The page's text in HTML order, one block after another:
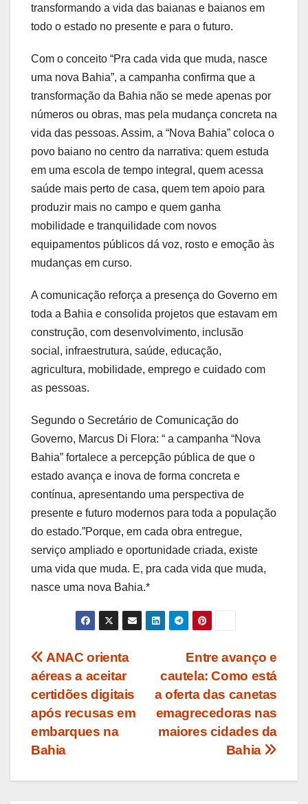
transformando a vida das baianas e baianos em
todo o estado no presente e para o futuro.
Com o conceito “Pra cada vida que muda, nasce
uma nova Bahia”, a campanha confirma que a
transformação da Bahia não se mede apenas por
números ou obras, mas pela mudança concreta na
vida das pessoas. Assim, a “Nova Bahia” coloca o
povo baiano no centro da narrativa: quem estuda
em uma escola de tempo integral, quem acessa
saúde mais perto de casa, quem tem apoio para
produzir mais no campo e quem ganha
mobilidade e tranquilidade com novos
equipamentos públicos dá voz, rosto e emoção às
mudanças em curso.
A comunicação reforça a presença do Governo em
toda a Bahia e consolida projetos que estavam em
construção, com desenvolvimento, inclusão
social, infraestrutura, saúde, educação,
agricultura, mobilidade, emprego e cuidado com
as pessoas.
Segundo o Secretário de Comunicação do
Governo, Marcus Di Flora: “ a campanha “Nova
Bahia” fortalece a percepção pública de que o
estado avança e inova de forma concreta e
contínua, apresentando uma perspectiva de
presente e futuro modernos para toda a população
do estado.”Porque, em cada obra entregue,
serviço ampliado e oportunidade criada, existe
uma vida que muda. E, pra cada vida que muda,
nasce uma nova Bahia.*
Navegação
de
Post
Entre avanço e
cautela: Como está
a oferta das canetas
emagrecedoras nas
maiores cidades da
Bahia
ANAC orienta
aéreas a aceitar
certidões digitais
após recusas em
embarques na
Bahia